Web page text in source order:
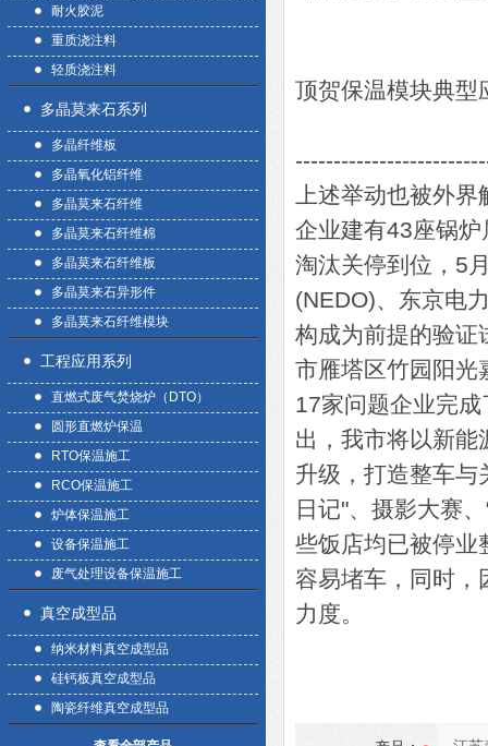
耐火胶泥
重质浇注料
轻质浇注料
多晶莫来石系列
多晶纤维板
多晶氧化铝纤维
多晶莫来石纤维
多晶莫来石纤维棉
多晶莫来石纤维板
多晶莫来石异形件
多晶莫来石纤维模块
工程应用系列
直燃式废气焚烧炉（DTO）
圆形直燃炉保温
RTO保温施工
RCO保温施工
炉体保温施工
设备保温施工
废气处理设备保温施工
真空成型品
纳米材料真空成型品
硅钙板真空成型品
陶瓷纤维真空成型品
顶贺保温模块典型
上述举动也被外界
企业建有43座锅
淘汰关停到位，5
(NEDO)、东京电
构成为前提的验证
市雁塔区竹园阳光
17家问题企业完
出，我市将以新能
升级，打造整车
日记"、摄影大赛
些饭店均已被停
容易堵车，同时，
力度。